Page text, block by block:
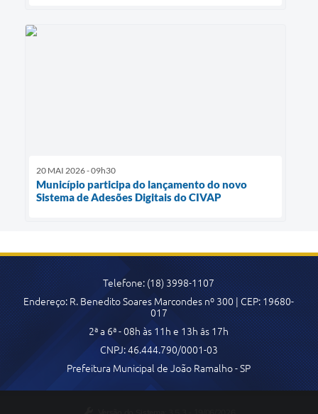
20 MAI 2026 - 09h30
Município participa do lançamento do novo
Sistema de Adesões Digitais do CIVAP
Telefone: (18) 3998-1107
Endereço: R. Benedito Soares Marcondes nº 300 | CEP: 19680-
017
2ª a 6ª - 08h às 11h e 13h âs 17h
CNPJ: 46.444.790/0001-03
Prefeitura Municipal de João Ramalho - SP